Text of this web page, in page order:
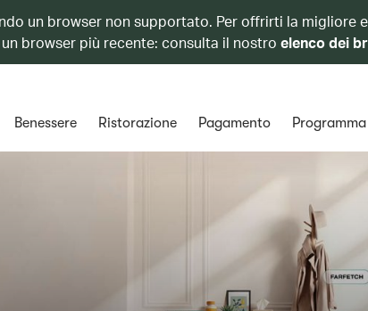
un browser non supportato. Per offrirti la migliore
browser più recente: consulta il nostro elenco dei
Benessere Ristorazione Pagamento